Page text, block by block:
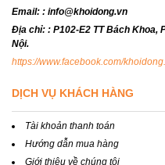
Email: : info@khoidong.vn
Địa chỉ: : P102-E2 TT Bách Khoa,
Nội.
https://www.facebook.com/
DỊCH VỤ KHÁCH HÀNG
Tài khoản thanh toán
Hướng dẫn mua hàng
Giới thiệu về chúng tôi